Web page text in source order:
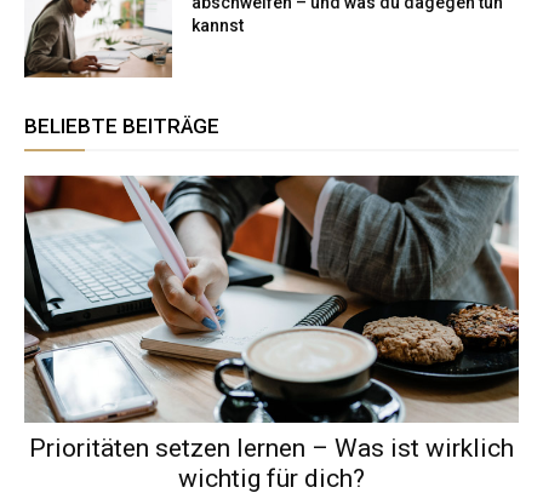
kannst
BELIEBTE BEITRÄGE
Prioritäten setzen lernen – Was ist wirklich
wichtig für dich?